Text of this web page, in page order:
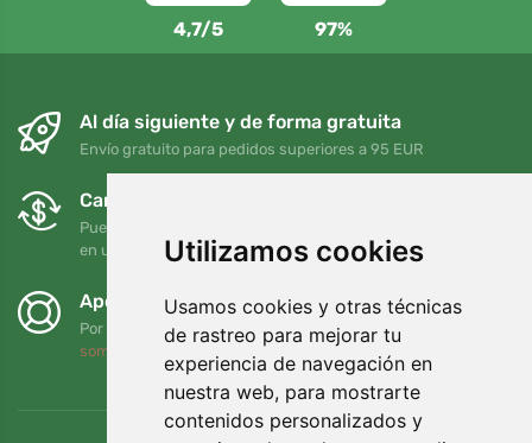
Utilizamos cookies
Usamos cookies y otras técnicas
de rastreo para mejorar tu
experiencia de navegación en
nuestra web, para mostrarte
contenidos personalizados y
4,7/5 97%
Al día siguiente y de forma gratuita
Envío gratuito para pedidos superiores a 95 EUR
Cambios y devoluciones gratuitos
Puede devolver o cambiar su pedido en cualquier momento
en un plazo de 90 días
Apoyamos a Trees.org
Por cada pedido plantamos un árbol. Leer más
somos